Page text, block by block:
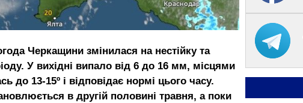
Черкащини змінилася на нестійку та
У вихідні випало від 6 до 16 мм, місцями
до 13-15º і відповідає нормі цього часу.
в другій половині травня, а поки